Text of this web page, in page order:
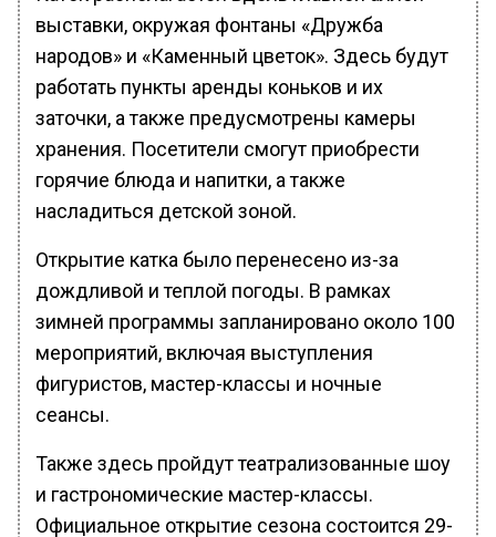
выставки, окружая фонтаны «Дружба
народов» и «Каменный цветок». Здесь будут
работать пункты аренды коньков и их
заточки, а также предусмотрены камеры
хранения. Посетители смогут приобрести
горячие блюда и напитки, а также
насладиться детской зоной.
Открытие катка было перенесено из-за
дождливой и теплой погоды. В рамках
зимней программы запланировано около 100
мероприятий, включая выступления
фигуристов, мастер-классы и ночные
сеансы.
Также здесь пройдут театрализованные шоу
и гастрономические мастер-классы.
Официальное открытие сезона состоится 29-